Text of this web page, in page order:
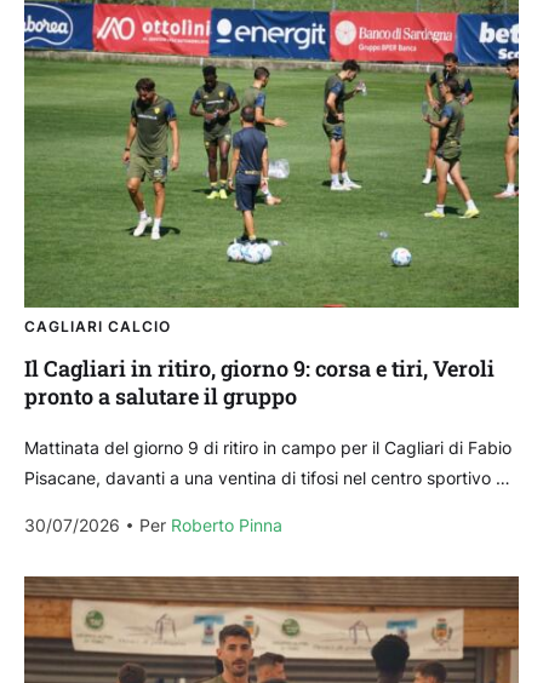
CAGLIARI CALCIO
Il Cagliari in ritiro, giorno 9: corsa e tiri, Veroli
pronto a salutare il gruppo
Mattinata del giorno 9 di ritiro in campo per il Cagliari di Fabio
Pisacane, davanti a una ventina di tifosi nel centro sportivo di
30/07/2026
Per Roberto Pinna